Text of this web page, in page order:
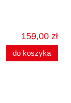
159,00 zł
do koszyka